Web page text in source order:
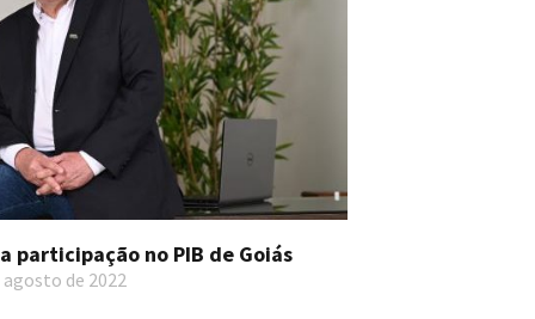
participação no PIB de Goiás
agosto de 2022